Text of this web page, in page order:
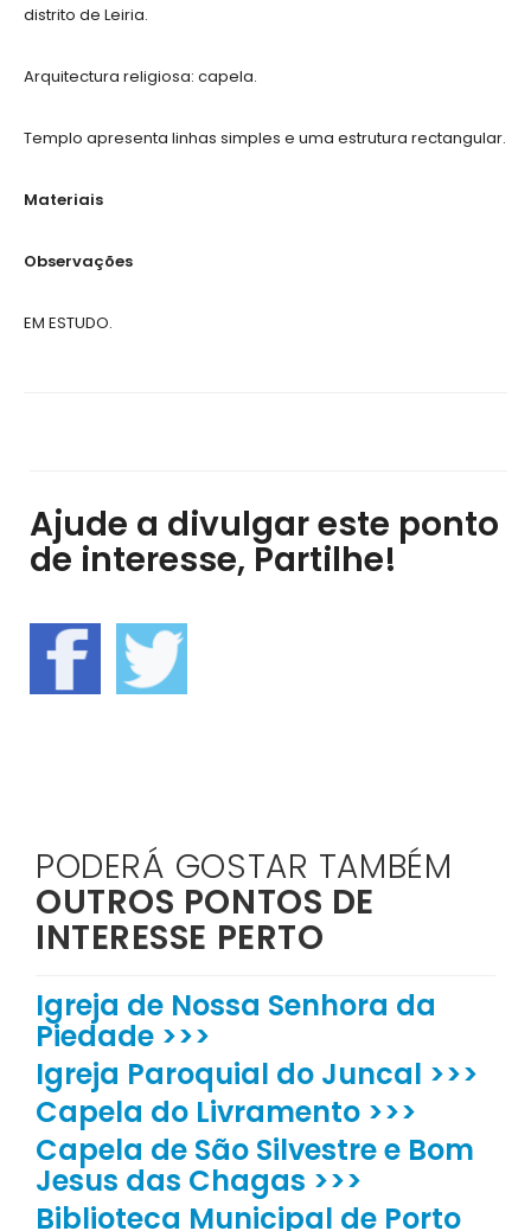
distrito de Leiria.
Arquitectura religiosa: capela.
Templo apresenta linhas simples e uma estrutura rectangular.
Materiais
Observações
EM ESTUDO.
Ajude a divulgar este ponto
de interesse, Partilhe!
PODERÁ GOSTAR TAMBÉM
OUTROS PONTOS DE
INTERESSE PERTO
Igreja de Nossa Senhora da
Piedade >>>
Igreja Paroquial do Juncal >>>
Capela do Livramento >>>
Capela de São Silvestre e Bom
Jesus das Chagas >>>
Biblioteca Municipal de Porto